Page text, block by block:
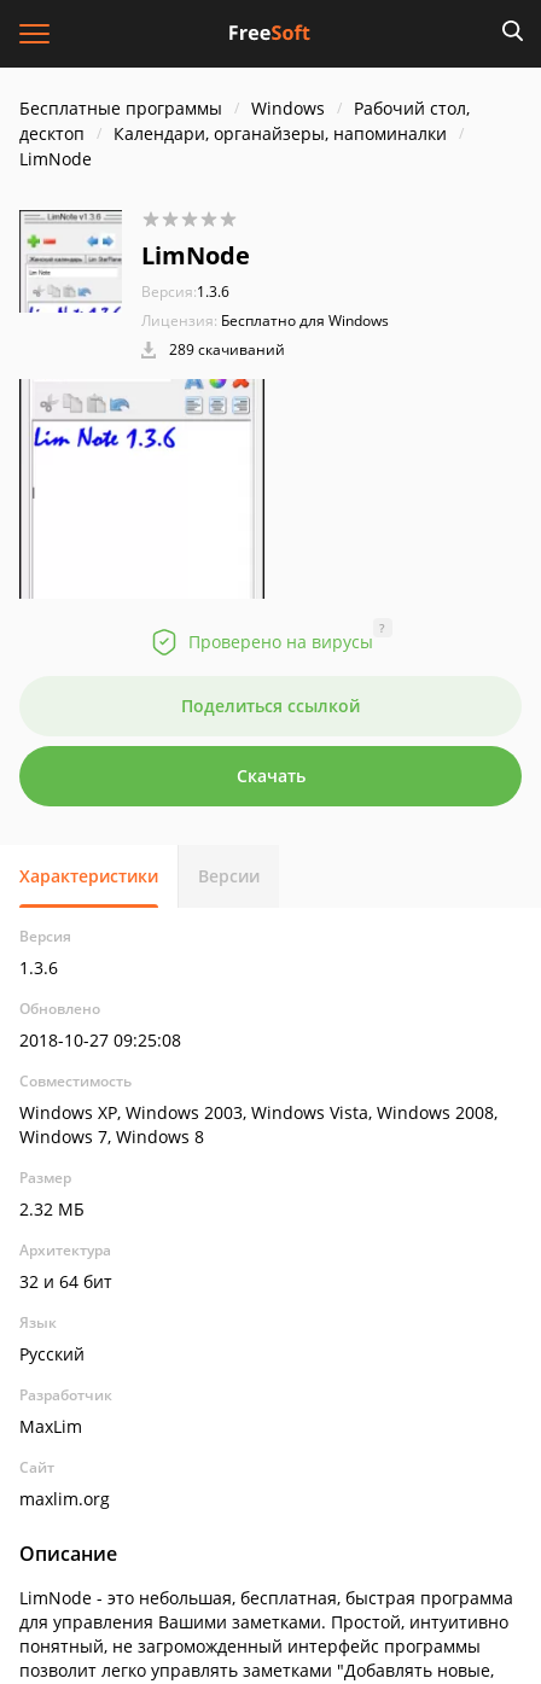
Бесплатные программы Windows
Рабочий стол,
десктоп
Календари, органайзеры, напоминалки
LimNode
LimNode
Версия:1.3.6
Лицензия: Бесплатно для Windows
289 скачиваний
Проверено на вирусы
?
Поделиться ссылкой
Скачать
Характеристики Версии
Версия
1.3.6
Обновлено
2018-10-27 09:25:08
Совместимость
Windows XP, Windows 2003, Windows Vista, Windows 2008,
Windows 7, Windows 8
Размер
2.32 МБ
Архитектура
32 и 64 бит
Язык
Русский
Разработчик
MaxLim
Сайт
maxlim.org
Описание
LimNode - это небольшая, бесплатная, быстрая программа
для управления Вашими заметками. Простой, интуитивно
понятный, не загроможденный интерфейс программы
позволит легко управлять заметками "Добавлять новые,